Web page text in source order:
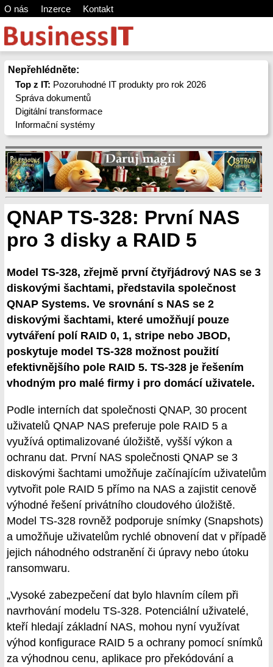
O nás Inzerce Kontakt
Nepřehlédněte:
Top z IT: Pozoruhodné IT produkty pro rok 2026
Správa dokumentů
Digitální transformace
Informační systémy
QNAP TS-328: První NAS
pro 3 disky a RAID 5
Model TS-328, zřejmě první čtyřjádrový NAS se 3
diskovými šachtami, představila společnost
QNAP Systems. Ve srovnání s NAS se 2
diskovými šachtami, které umožňují pouze
vytváření polí RAID 0, 1, stripe nebo JBOD,
poskytuje model TS-328 možnost použití
efektivnějšího pole RAID 5. TS-328 je řešením
vhodným pro malé firmy i pro domácí uživatele.
Podle interních dat společnosti QNAP, 30 procent
uživatelů QNAP NAS preferuje pole RAID 5 a
využívá optimalizované úložiště, vyšší výkon a
ochranu dat. První NAS společnosti QNAP se 3
diskovými šachtami umožňuje začínajícím uživatelům
vytvořit pole RAID 5 přímo na NAS a zajistit cenově
výhodné řešení privátního cloudového úložiště.
Model TS-328 rovněž podporuje snímky (Snapshots)
a umožňuje uživatelům rychlé obnovení dat v případě
jejich náhodného odstranění či úpravy nebo útoku
ransomwaru.
„Vysoké zabezpečení dat bylo hlavním cílem při
navrhování modelu TS-328. Potenciální uživatelé,
kteří hledají základní NAS, mohou nyní využívat
výhod konfigurace RAID 5 a ochrany pomocí snímků
za výhodnou cenu, aplikace pro překódování a